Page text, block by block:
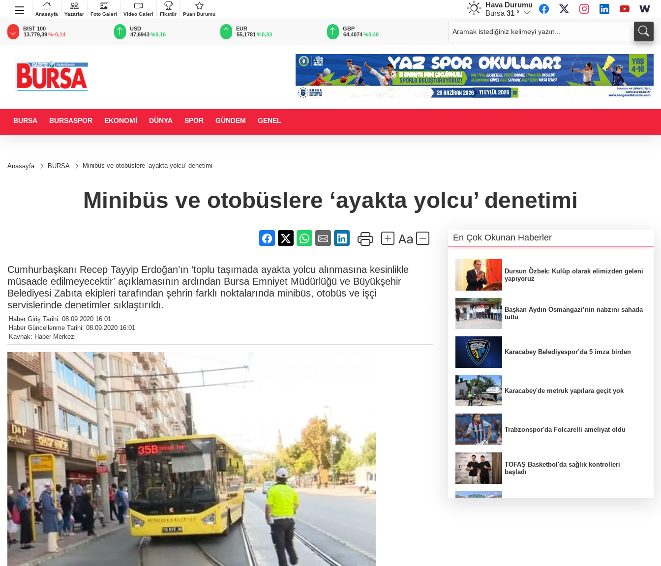
Anasayfa Yazarlar Foto Galeri Video Galeri Fikstür Puan Durumu
Hava Durumu
Bursa 31 °
BIST 100
13.779,39%-0,14
USD
47,6943 %0,16
EUR
55,1781 %0,33
GBP
64,4074 %0,40
CHF
59,0594%0,84
34,2302
BURSA BURSASPOR EKONOMİ DÜNYA SPOR GÜNDEM GENEL
Anasayfa BURSA Minibüs ve otobüslere ‘ayakta yolcu’ denetimi
Minibüs ve otobüslere ‘ayakta yolcu’ denetimi
Cumhurbaşkanı Recep Tayyip Erdoğan’ın ‘toplu taşımada ayakta yolcu alınmasına kesinlikle
müsaade edilmeyecektir’ açıklamasının ardından Bursa Emniyet Müdürlüğü ve Büyükşehir
Belediyesi Zabıta ekipleri tarafından şehrin farklı noktalarında minibüs, otobüs ve işçi
servislerinde denetimler sıklaştırıldı.
Haber Giriş Tarihi: 08.09.2020 16:01
Haber Güncellenme Tarihi: 08.09.2020 16:01
Kaynak: Haber Merkezi
En Çok Okunan Haberler
Dursun Özbek: Kulüp olarak elimizden geleni
yapıyoruz
Başkan Aydın Osmangazi’nin nabzını sahada
tuttu
Karacabey Belediyespor’da 5 imza birden
Karacabey'de metruk yapılara geçit yok
Trabzonspor'da Folcarelli ameliyat oldu
TOFAŞ Basketbol'da sağlık kontrolleri
başladı